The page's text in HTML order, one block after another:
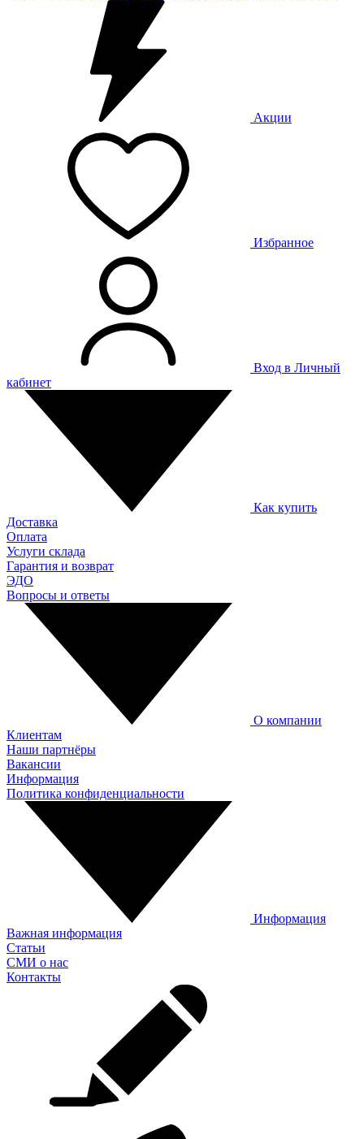
Акции
Избранное
Вход в Личный
кабинет
Как купить
Доставка
Оплата
Услуги склада
Гарантия и возврат
ЭДО
Вопросы и ответы
О компании
Клиентам
Наши партнёры
Вакансии
Информация
Политика конфиденциальности
Информация
Важная информация
Статьи
СМИ о нас
Контакты